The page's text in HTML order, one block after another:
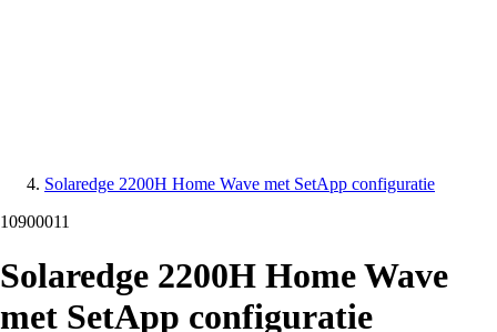
Solaredge 2200H Home Wave met SetApp configuratie
10900011
Solaredge 2200H Home Wave
met SetApp configuratie